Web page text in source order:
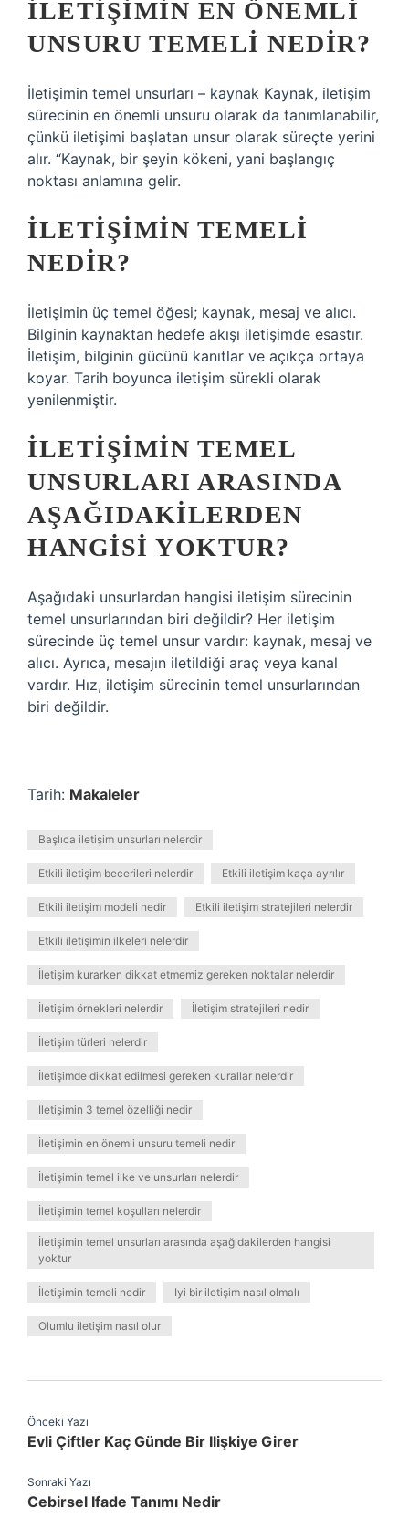
İLETIŞIMIN EN ÖNEMLI
UNSURU TEMELI NEDIR?
İletişimin temel unsurları – kaynak Kaynak, iletişim
sürecinin en önemli unsuru olarak da tanımlanabilir,
çünkü iletişimi başlatan unsur olarak süreçte yerini
alır. “Kaynak, bir şeyin kökeni, yani başlangıç ​​
noktası anlamına gelir.
İLETIŞIMIN TEMELI
NEDIR?
İletişimin üç temel öğesi; kaynak, mesaj ve alıcı.
Bilginin kaynaktan hedefe akışı iletişimde esastır.
İletişim, bilginin gücünü kanıtlar ve açıkça ortaya
koyar. Tarih boyunca iletişim sürekli olarak
yenilenmiştir.
İLETIŞIMIN TEMEL
UNSURLARI ARASINDA
AŞAĞIDAKILERDEN
HANGISI YOKTUR?
Aşağıdaki unsurlardan hangisi iletişim sürecinin
temel unsurlarından biri değildir? Her iletişim
sürecinde üç temel unsur vardır: kaynak, mesaj ve
alıcı. Ayrıca, mesajın iletildiği araç veya kanal
vardır. Hız, iletişim sürecinin temel unsurlarından
biri değildir.
Tarih: Makaleler
Başlıca iletişim unsurları nelerdir
Etkili iletişim becerileri nelerdir Etkili iletişim kaça ayrılır
Etkili iletişim modeli nedir Etkili iletişim stratejileri nelerdir
Etkili iletişimin ilkeleri nelerdir
İletişim kurarken dikkat etmemiz gereken noktalar nelerdir
İletişim örnekleri nelerdir İletişim stratejileri nedir
İletişim türleri nelerdir
İletişimde dikkat edilmesi gereken kurallar nelerdir
İletişimin 3 temel özelliği nedir
İletişimin en önemli unsuru temeli nedir
İletişimin temel ilke ve unsurları nelerdir
İletişimin temel koşulları nelerdir
İletişimin temel unsurları arasında aşağıdakilerden hangisi
yoktur
İletişimin temeli nedir Iyi bir iletişim nasıl olmalı
Olumlu iletişim nasıl olur
Önceki Yazı
Evli Çiftler Kaç Günde Bir Ilişkiye Girer
Sonraki Yazı
Cebirsel Ifade Tanımı Nedir